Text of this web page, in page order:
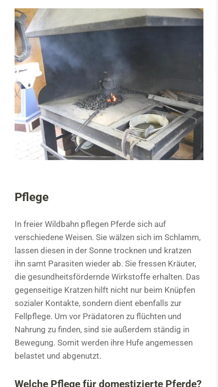
Pflege
In freier Wildbahn pflegen Pferde sich auf
verschiedene Weisen. Sie wälzen sich im Schlamm,
lassen diesen in der Sonne trocknen und kratzen
ihn samt Parasiten wieder ab. Sie fressen Kräuter,
die gesundheitsfördernde Wirkstoffe erhalten. Das
gegenseitige Kratzen hilft nicht nur beim Knüpfen
sozialer Kontakte, sondern dient ebenfalls zur
Fellpflege. Um vor Prädatoren zu flüchten und
Nahrung zu finden, sind sie außerdem ständig in
Bewegung. Somit werden ihre Hufe angemessen
belastet und abgenutzt.
Welche Pflege für domestizierte Pferde?